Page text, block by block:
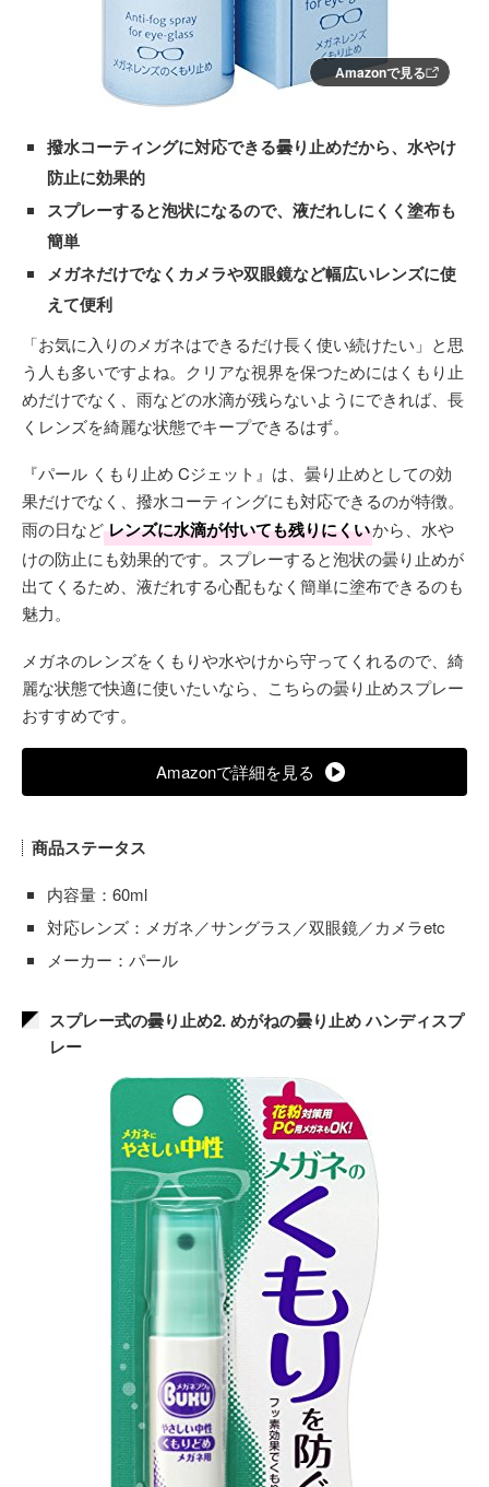
Amazonで見る
撥水コーティングに対応できる曇り止めだから、水やけ
防止に効果的
スプレーすると泡状になるので、液だれしにくく塗布も
簡単
メガネだけでなくカメラや双眼鏡など幅広いレンズに使
えて便利
「お気に入りのメガネはできるだけ長く使い続けたい」と思
う人も多いですよね。クリアな視界を保つためにはくもり止
めだけでなく、雨などの水滴が残らないようにできれば、長
くレンズを綺麗な状態でキープできるはず。
『パール くもり止め Cジェット』は、曇り止めとしての効
果だけでなく、撥水コーティングにも対応できるのが特徴。
雨の日などレンズに水滴が付いても残りにくいから、水や
けの防止にも効果的です。スプレーすると泡状の曇り止めが
出てくるため、液だれする心配もなく簡単に塗布できるのも
魅力。
メガネのレンズをくもりや水やけから守ってくれるので、綺
麗な状態で快適に使いたいなら、こちらの曇り止めスプレー
おすすめです。
Amazonで詳細を見る
商品ステータス
内容量：60ml
対応レンズ：メガネ／サングラス／双眼鏡／カメラetc
メーカー：パール
スプレー式の曇り止め2. めがねの曇り止め ハンディスプ
レー